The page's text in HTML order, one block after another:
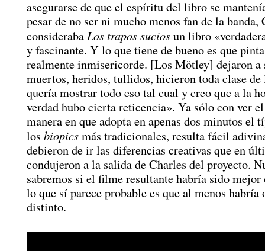
asegurarse de que el espíritu del libro se
pesar de no ser ni mucho menos fan de la banda,
consideraba Los trapos suciosun libro
y fascinante. Y lo que tiene de bueno es que
realmente inmisericorde. [Los Mötley] dejaron a
muertos, heridos, tullidos, hicieron toda clase de
quería mostrar todo eso tal cual y creo que a la
verdad hubo cierta reticencia». Ya sólo con ver
manera en que adopta en apenas dos minutos el
los biopicsmás tradicionales, resulta fácil
debieron de ir las diferencias creativas que en
condujeron a la salida de Charles del proyecto.
sabremos si el filme resultante habría sido mejor
lo que sí parece probable es que al menos
distinto.